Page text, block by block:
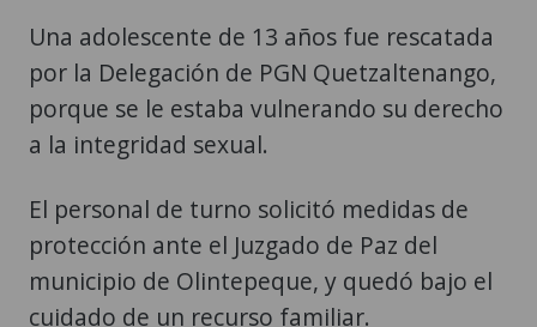
Una adolescente de 13 años fue rescatada
por la Delegación de PGN Quetzaltenango,
porque se le estaba vulnerando su derecho
a la integridad sexual.
El personal de turno solicitó medidas de
protección ante el Juzgado de Paz del
municipio de Olintepeque, y quedó bajo el
cuidado de un recurso familiar.